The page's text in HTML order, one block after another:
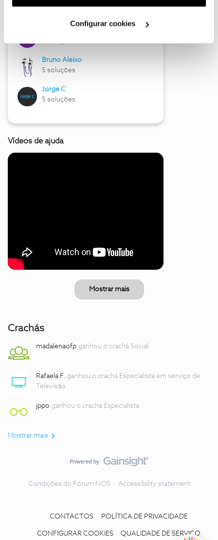
utilização dos cookies clicando em "Configurar
Configurar cookies
Bruno Aleixo
5 soluções
Jorge C
5 soluções
Vídeos de ajuda
Mostrar mais
Crachás
madalenaofp ganhou o crachá Social
Rafaela F. ganhou o crachá Especialista em serviço de
Televisão
jppo ganhou o crachá Especialista
Mostrar mais
Condições do Fórum NOS Accessibility statement
CONTACTOS POLÍTICA DE PRIVACIDADE
CONFIGURAR COOKIES QUALIDADE DE SERVIÇO